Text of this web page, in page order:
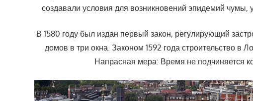
создавали условия для возникновений эпидемий чумы,
В 1580 году был издан первый закон, регулирующий
домов в три окна. Законом 1592 года строительство в
Напрасная мера: Время не подчиняется